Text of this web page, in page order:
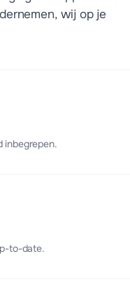
wij op je
inbegrepen.
to-date.